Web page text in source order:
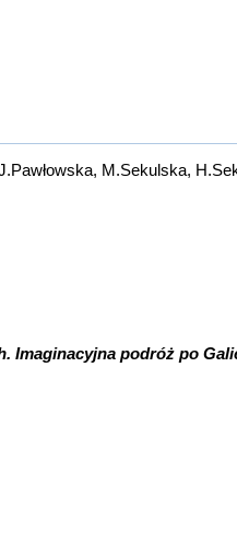
M.Sekulska,
Imaginacyjna podróż po